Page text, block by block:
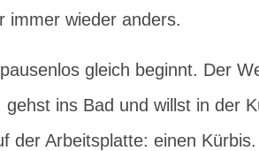
immer wieder anders.
gleich beginnt. Der
ins Bad und willst in der
der Arbeitsplatte: einen